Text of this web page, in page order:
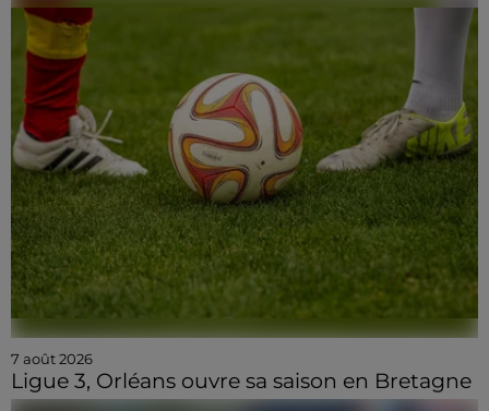
7 août 2026
Ligue 3, Orléans ouvre sa saison en Bretagne